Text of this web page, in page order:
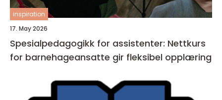
inspiration
17. May 2026
Spesialpedagogikk for assistenter: Nettkurs
for barnehageansatte gir fleksibel opplæring